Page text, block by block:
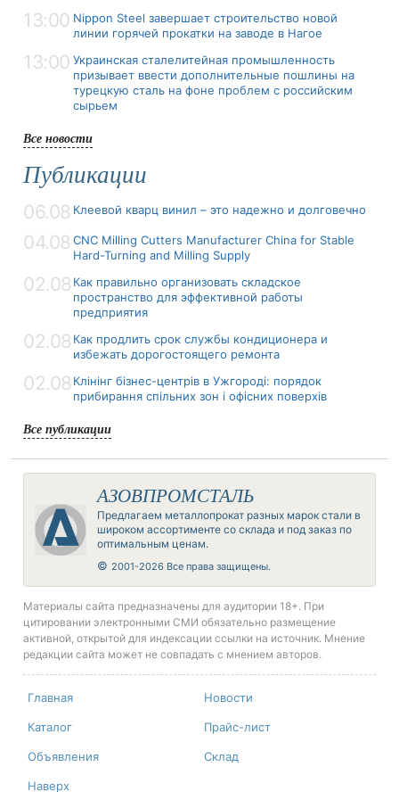
13:00 Nippon Steel завершает строительство новой
линии горячей прокатки на заводе в Нагое
13:00 Украинская сталелитейная промышленность
призывает ввести дополнительные пошлины на
турецкую сталь на фоне проблем с российским
сырьем
Все новости
Публикации
06.08 Клеевой кварц винил – это надежно и долговечно
04.08 CNC Milling Cutters Manufacturer China for Stable
Hard-Turning and Milling Supply
02.08 Как правильно организовать складское
пространство для эффективной работы
предприятия
02.08 Как продлить срок службы кондиционера и
избежать дорогостоящего ремонта
02.08 Клінінг бізнес-центрів в Ужгороді: порядок
прибирання спільних зон і офісних поверхів
Все публикации
АЗОВПРОМСТАЛЬ
Предлагаем металлопрокат разных марок стали в
широком ассортименте со склада и под заказ по
оптимальным ценам.
© 2001-2026 Все права защищены.
Материалы сайта предназначены для аудитории 18+. При
цитировании электронными СМИ обязательно размещение
активной, открытой для индексации ссылки на источник. Мнение
редакции сайта может не совпадать с мнением авторов.
Главная Новости
Каталог Прайс-лист
Объявления Склад
Наверх